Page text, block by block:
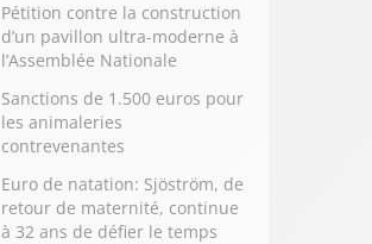
Pétition contre la construction
d’un pavillon ultra-moderne à
l’Assemblée Nationale
Sanctions de 1.500 euros pour
les animaleries
contrevenantes
Euro de natation: Sjöström, de
retour de maternité, continue
à 32 ans de défier le temps